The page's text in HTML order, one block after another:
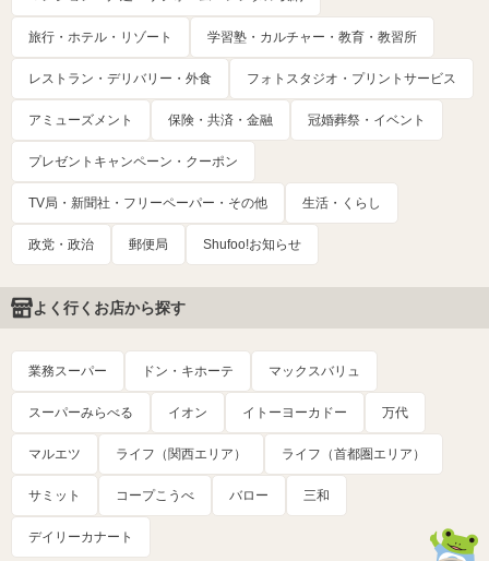
旅行・ホテル・リゾート 学習塾・カルチャー・教育・教習所
レストラン・デリバリー・外食 フォトスタジオ・プリントサービス
アミューズメント 保険・共済・金融 冠婚葬祭・イベント
プレゼントキャンペーン・クーポン
TV局・新聞社・フリーペーパー・その他 生活・くらし
政党・政治 郵便局 Shufoo!お知らせ
よく行くお店から探す
業務スーパー ドン・キホーテ マックスバリュ
スーパーみらべる イオン イトーヨーカドー 万代
マルエツ ライフ（関西エリア） ライフ（首都圏エリア）
サミット コープこうべ バロー 三和
デイリーカナート